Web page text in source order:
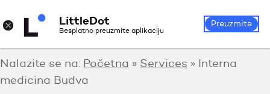
Prijava
Nalazite se na: Početna » Services » Interna
medicina Budva
× LittleDot
Besplatno preuzmite aplikaciju
Preuzmite